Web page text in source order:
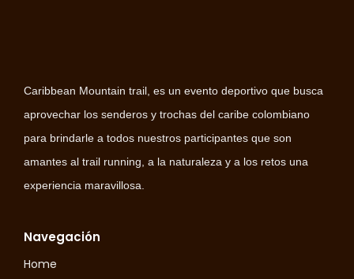
Caribbean Mountain trail, es un evento deportivo que busca
aprovechar los senderos y trochas del caribe colombiano
para brindarle a todos nuestros participantes que son
amantes al trail running, a la naturaleza y a los retos una
experiencia maravillosa.
Navegación
Home